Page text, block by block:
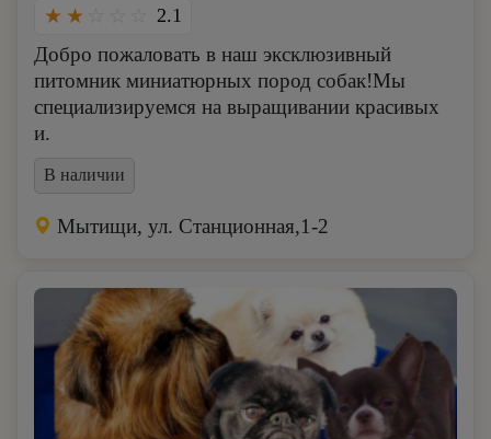
2.1
Добро пожаловать в наш эксклюзивный
питомник миниатюрных пород собак!Мы
специализируемся на выращивании красивых
и.
В наличии
Мытищи, ул. Станционная,1-2